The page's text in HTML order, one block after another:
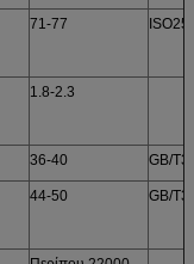
71-77
1.8-2.3
36-40 GB/
44-50 GB/